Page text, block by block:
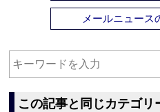
メールニュース
この記事と同じカテゴリ